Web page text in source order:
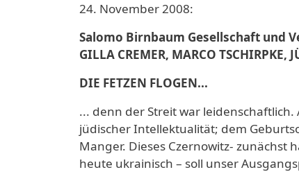
24. November 2008:
Salomo Birnbaum Gesellschaft und
GILLA CREMER, MARCO TSCHIRPKE,
DIE FETZEN FLOGEN...
... denn der Streit war
jüdischer Intellektualität; dem
Manger. Dieses Czernowitz- zunächst
heute ukrainisch – soll unser